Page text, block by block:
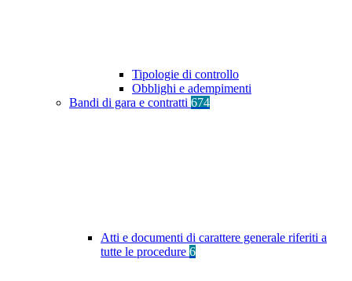
Tipologie di controllo
Obblighi e adempimenti
Bandi di gara e contratti 674
Atti e documenti di carattere generale riferiti a
tutte le procedure 6